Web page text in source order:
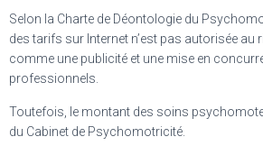
Selon la Charte de Déontologie du
des tarifs sur Internet n’est pas autorisée au
comme une publicité et une mise en
professionnels.
Toutefois, le montant des soins
du Cabinet de Psychomotricité.